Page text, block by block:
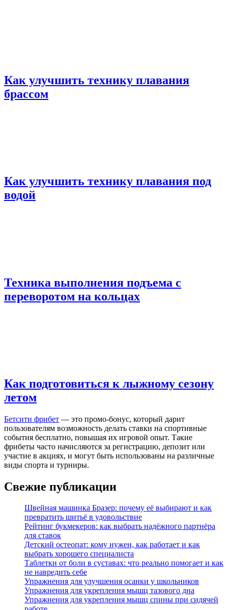
Как улучшить технику плавания
брассом
Как улучшить технику плавания под
водой
Техника выполнения подъема с
переворотом на кольцах
Как подготовиться к лыжному сезону
летом
Бетсити фрибет — это промо-бонус, который дарит
пользователям возможность делать ставки на спортивные
события бесплатно, повышая их игровой опыт. Такие
фрибеты часто начисляются за регистрацию, депозит или
участие в акциях, и могут быть использованы на различные
виды спорта и турниры.
Свежие публикации
Швейная машинка Бразер: почему её выбирают и как
превратить шитьё в удовольствие
Рейтинг букмекеров: как выбрать надёжного партнёра
для ставок
Детский остеопат: кому нужен, как работает и как
выбрать хорошего специалиста
Таблетки от боли в суставах: что реально помогает и как
не навредить себе
Упражнения для улучшения осанки у школьников
Упражнения для укрепления мышц тазового дна
Упражнения для укрепления мышц спины при сидячей